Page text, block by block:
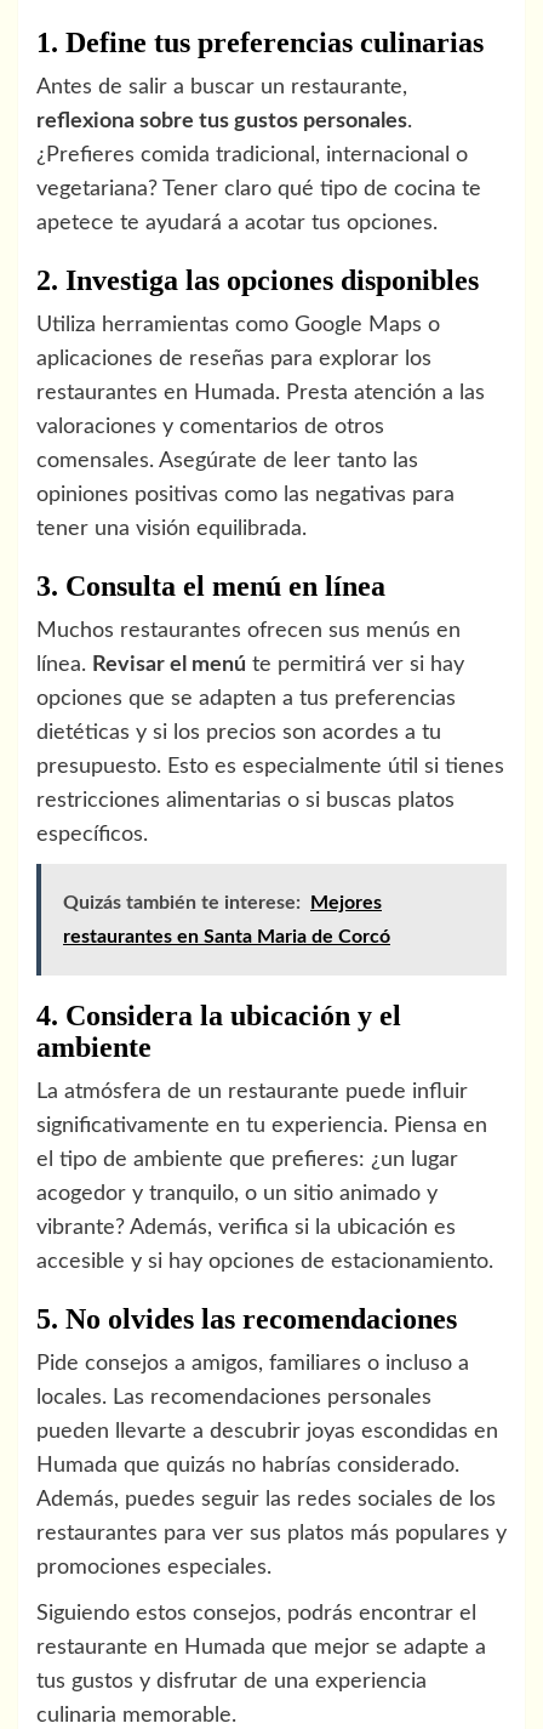
1. Define tus preferencias culinarias
Antes de salir a buscar un restaurante,
reflexiona sobre tus gustos personales.
¿Prefieres comida tradicional, internacional o
vegetariana? Tener claro qué tipo de cocina te
apetece te ayudará a acotar tus opciones.
2. Investiga las opciones disponibles
Utiliza herramientas como Google Maps o
aplicaciones de reseñas para explorar los
restaurantes en Humada. Presta atención a las
valoraciones y comentarios de otros
comensales. Asegúrate de leer tanto las
opiniones positivas como las negativas para
tener una visión equilibrada.
3. Consulta el menú en línea
Muchos restaurantes ofrecen sus menús en
línea. Revisar el menú te permitirá ver si hay
opciones que se adapten a tus preferencias
dietéticas y si los precios son acordes a tu
presupuesto. Esto es especialmente útil si tienes
restricciones alimentarias o si buscas platos
específicos.
Quizás también te interese:
Mejores
restaurantes en Santa Maria de Corcó
4. Considera la ubicación y el
ambiente
La atmósfera de un restaurante puede influir
significativamente en tu experiencia. Piensa en
el tipo de ambiente que prefieres: ¿un lugar
acogedor y tranquilo, o un sitio animado y
vibrante? Además, verifica si la ubicación es
accesible y si hay opciones de estacionamiento.
5. No olvides las recomendaciones
Pide consejos a amigos, familiares o incluso a
locales. Las recomendaciones personales
pueden llevarte a descubrir joyas escondidas en
Humada que quizás no habrías considerado.
Además, puedes seguir las redes sociales de los
restaurantes para ver sus platos más populares y
promociones especiales.
Siguiendo estos consejos, podrás encontrar el
restaurante en Humada que mejor se adapte a
tus gustos y disfrutar de una experiencia
culinaria memorable.